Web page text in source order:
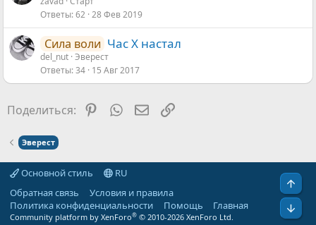
Ответы 62 28 Фев 2019
Сила воли Час Х настал
del_nut Эверест
Ответы 34 15 Авг 2017
Поделиться: Pinterest
WhatsAppЭлектронная почта
Ссылка
Эверест
Основной стиль
RU
Обратная связь
Условия и правила
Политика конфиденциальности
Помощь Главная
Community platform by XenForo® © 2010-2026 XenForo Ltd.